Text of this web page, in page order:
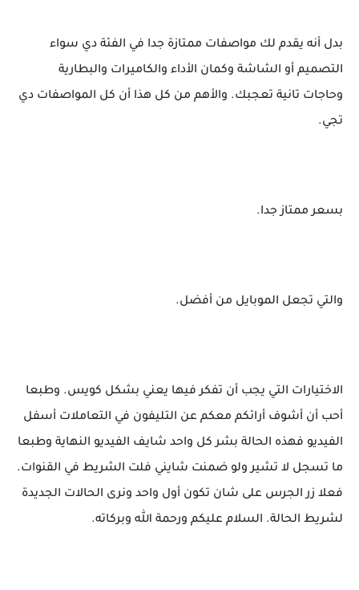
بدل أنه يقدم لك مواصفات ممتازة جدا في الفئة دي سواء
التصميم أو الشاشة وكمان الأداء والكاميرات والبطارية
وحاجات تانية تعجبك. والأهم من كل هذا أن كل المواصفات دي
تجي.
بسعر ممتاز جدا.
والتي تجعل الموبايل من أفضل.
الاختيارات التي يجب أن تفكر فيها يعني بشكل كويس. وطبعا
أحب أن أشوف أرائكم معكم عن التليفون في التعاملات أسفل
الفيديو فهذه الحالة بشر كل واحد شايف الفيديو النهاية وطبعا
ما تسجل لا تشير ولو ضمنت شايني فلت الشريط في القنوات.
فعلا زر الجرس على شان تكون أول واحد ونرى الحالات الجديدة
لشريط الحالة. السلام عليكم ورحمة الله وبركاته.